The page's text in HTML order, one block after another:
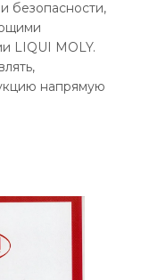
безопасности,
LIQUI MOLY.
напрямую